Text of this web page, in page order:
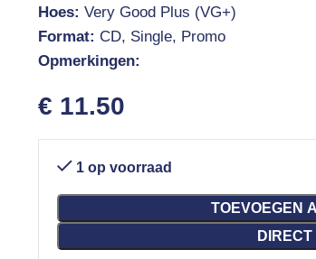
Hoes: Very Good Plus (VG+)
Format: CD, Single, Promo
Opmerkingen:
€ 11.50
1 op voorraad
TOEVOEGEN